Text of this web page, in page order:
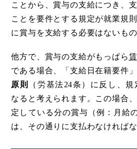
ことから、賞与の支給につき、
ことを要件とする規定が就業規
に賞与を支給する必要はないも
他方で、賞与の支給がもっぱら
である場合、「支給日在籍要件」
原則
（労基法24条）に反し、
なると考えられます。この場合
定している分の賞与（例：月給
は、その通りに支払わなければ